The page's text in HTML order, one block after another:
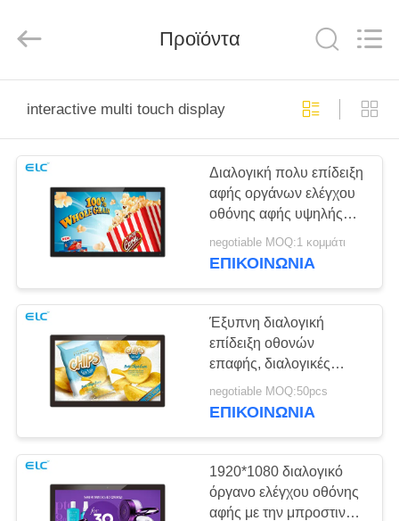
ΠΡΟΪΌΝΤΑ
ΠΕΡΊΠΟΥ
ΕΜΕΊΣ
ΓΎΡΟΣ
ΕΡΓΟΣΤΑΣΊΩΝ
ΠΟΙΟΤΙΚΌΣ
ΈΛΕΓΧΟΣ
ΜΑΣ
ΕΛΆΤΕ
Ltd..
Προϊόντα
interactive multi touch display
Διαλογική πολυ επίδειξη
αφής οργάνων ελέγχου
οθόνης αφής υψηλής
ανάλυσης HP
negotiable MOQ:1 κομμάτι
ΕΠΙΚΟΙΝΩΝΙΑ
Έξυπνη διαλογική
επίδειξη οθονών
επαφής, διαλογικές
οθόνες για την
επιχείρηση
negotiable MOQ:50pcs
ΕΠΙΚΟΙΝΩΝΙΑ
1920*1080 διαλογικό
όργανο ελέγχου οθόνης
αφής με την μπροστινή